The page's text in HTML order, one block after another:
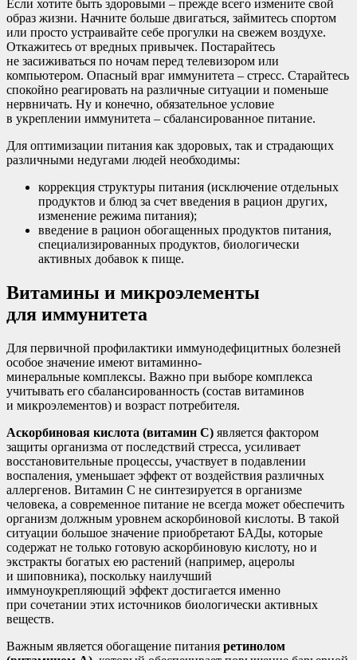
Если хотите быть здоровыми – прежде всего измените свой
образ жизни. Начните больше двигаться, займитесь спортом
или просто устраивайте себе прогулки на свежем воздухе.
Откажитесь от вредных привычек. Постарайтесь
не засиживаться по ночам перед телевизором или
компьютером. Опасный враг иммунитета – стресс. Старайтесь
спокойно реагировать на различные ситуации и поменьше
нервничать. Ну и конечно, обязательное условие
в укреплении иммунитета – сбалансированное питание.
Для оптимизации питания как здоровых, так и страдающих
различными недугами людей необходимы:
коррекция структуры питания (исключение отдельных
продуктов и блюд за счет введения в рацион других,
изменение режима питания);
введение в рацион обогащенных продуктов питания,
специализированных продуктов, биологически
активных добавок к пище.
Витамины и микроэлементы
для иммунитета
Для первичной профилактики иммунодефицитных болезней
особое значение имеют витаминно-
минеральные комплексы. Важно при выборе комплекса
учитывать его сбалансированность (состав витаминов
и микроэлементов) и возраст потребителя.
Аскорбиновая кислота (витамин С) является фактором
защиты организма от последствий стресса, усиливает
восстановительные процессы, участвует в подавлении
воспаления, уменьшает эффект от воздействия различных
аллергенов. Витамин C не синтезируется в организме
человека, а современное питание не всегда может обеспечить
организм должным уровнем аскорбиновой кислоты. В такой
ситуации большое значение приобретают БАДы, которые
содержат не только готовую аскорбиновую кислоту, но и
экстракты богатых ею растений (например, ацеролы
и шиповника), поскольку наилучший
иммуноукрепляющий эффект достигается именно
при сочетании этих источников биологически активных
веществ.
Важным является обогащение питания ретинолом